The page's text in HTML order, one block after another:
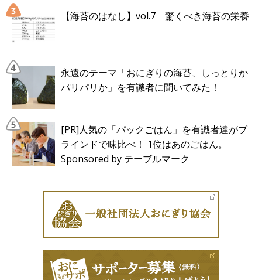
【海苔のはなし】vol.7 驚くべき海苔の栄養
永遠のテーマ「おにぎりの海苔、しっとりか
パリパリか」を有識者に聞いてみた！
[PR]人気の「パックごはん」を有識者達がブ
ラインドで味比べ！ 1位はあのごはん。
Sponsored by テーブルマーク